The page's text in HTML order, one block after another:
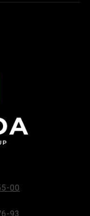
00
93